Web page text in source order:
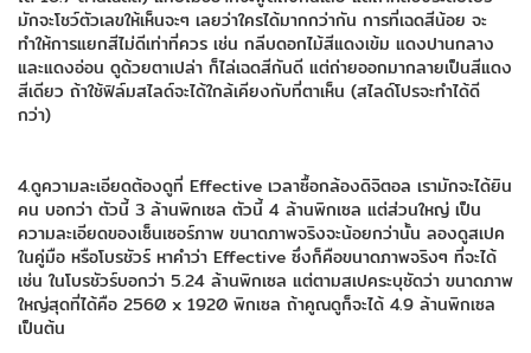
มักจะโชว์ตัวเลขให้เห็นจะๆ เลยว่าใครได้มากกว่ากัน การที่เฉดสีน้อย จะ
ทำให้การแยกสีไม่ดีเท่าที่ควร เช่น กลีบดอกไม้สีแดงเข้ม แดงปานกลาง
และแดงอ่อน ดูด้วยตาเปล่า ก็ไล่เฉดสีกันดี แต่ถ่ายออกมากลายเป็นสีแดง
สีเดียว ถ้าใช้ฟิล์มสไลด์จะได้ใกล้เคียงกับที่ตาเห็น (สไลด์โปรจะทำได้ดี
กว่า)
4.ดูความละเอียดต้องดูที่ Effective เวลาซื้อกล้องดิจิตอล เรามักจะได้ยิน
คน บอกว่า ตัวนี้ 3 ล้านพิกเซล ตัวนี้ 4 ล้านพิกเซล แต่ส่วนใหญ่ เป็น
ความละเอียดของเซ็นเซอร์ภาพ ขนาดภาพจริงจะน้อยกว่านั้น ลองดูสเปค
ในคู่มือ หรือโบรชัวร์ หาคำว่า Effective ซึ่งก็คือขนาดภาพจริงๆ ที่จะได้
เช่น ในโบรชัวร์บอกว่า 5.24 ล้านพิกเซล แต่ตามสเปคระบุชัดว่า ขนาดภาพ
ใหญ่สุดที่ได้คือ 2560 x 1920 พิกเซล ถ้าคูณดูก็จะได้ 4.9 ล้านพิกเซล
เป็นต้น